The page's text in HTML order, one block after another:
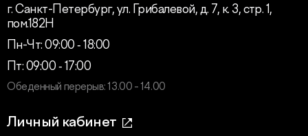
г. Санкт-Петербург, ул. Грибалевой, д. 7, к. 3, стр. 1,
пом.182Н
Пн-Чт: 09:00 ‑ 18:00
Пт: 09:00 ‑ 17:00
Обеденный перерыв: 13.00 - 14.00
Личный кабинет